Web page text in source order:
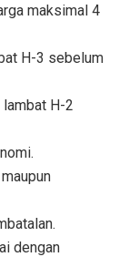
maksimal 4
H-3 sebelum
H-2
dengan